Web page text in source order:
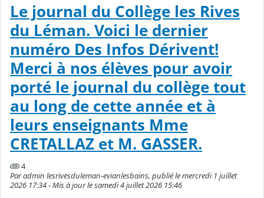
Le journal du Collège les Rives
du Léman. Voici le dernier
numéro Des Infos Dérivent!
Merci à nos élèves pour avoir
porté le journal du collège tout
au long de cette année et à
leurs enseignants Mme
CRETALLAZ et M. GASSER.
4
Par admin lesrivesduleman-evianlesbains, publié le mercredi 1 juillet
2026 17:34 - Mis à jour le samedi 4 juillet 2026 15:46